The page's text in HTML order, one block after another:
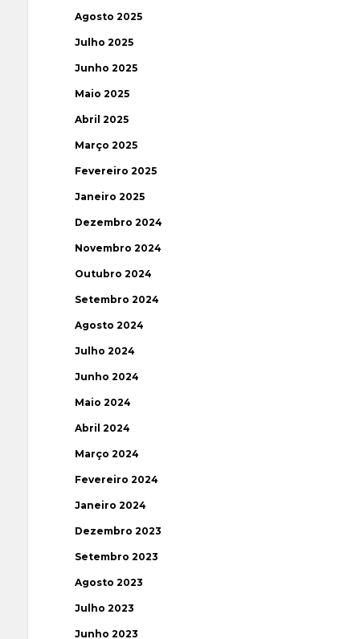
Agosto 2025
Julho 2025
Junho 2025
Maio 2025
Abril 2025
Março 2025
Fevereiro 2025
Janeiro 2025
Dezembro 2024
Novembro 2024
Outubro 2024
Setembro 2024
Agosto 2024
Julho 2024
Junho 2024
Maio 2024
Abril 2024
Março 2024
Fevereiro 2024
Janeiro 2024
Dezembro 2023
Setembro 2023
Agosto 2023
Julho 2023
Junho 2023